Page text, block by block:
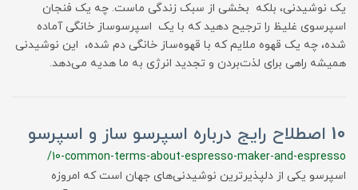
یک نوشیدنی، بلکه بخشی از سبک زندگی ماست. چه یک فنجان
اسپرسوی غلیظ را ترجیح دهید که با یک اسپرسوساز خانگی آماده
شده، چه یک قهوه ملایم که با قهوه‌ساز خانگی دم شده، این نوشیدنی
همیشه راهی برای لذت‌بردن و تجدید انرژی به ما هدیه می‌دهد.
10 اصطلاح رایج درباره اسپرسو ساز و اسپرسو
/10-common-terms-about-espresso-maker-and-espresso
اسپرسو یکی از دلپذیرترین نوشیدنی‌های جهان است که امروزه